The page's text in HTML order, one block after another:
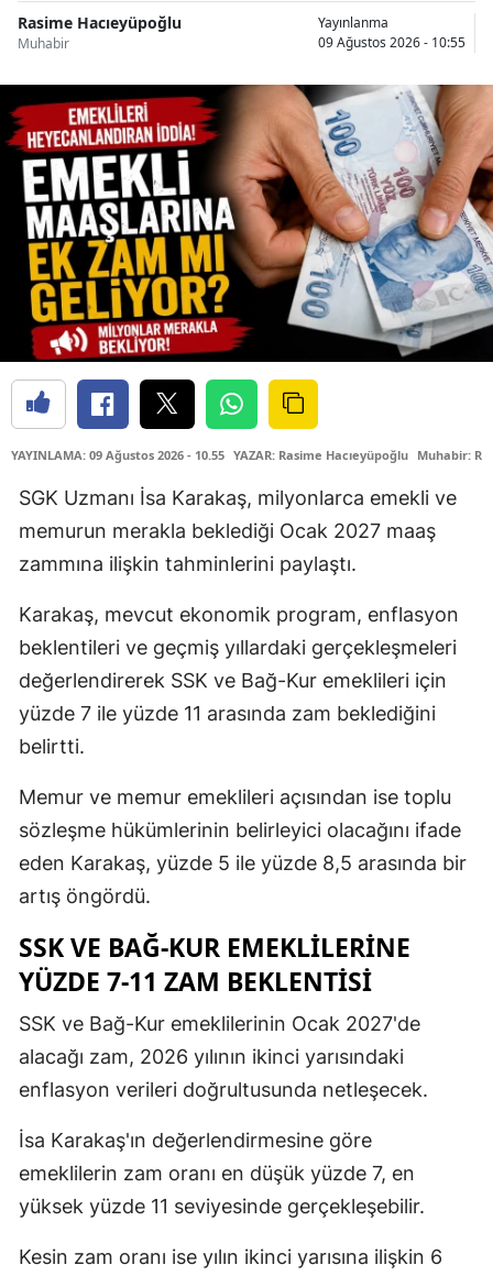
Rasime Hacıeyüpoğlu
Muhabir
Yayınlanma
09 Ağustos 2026 - 10:55
YAYINLAMA: 09 Ağustos 2026 - 10.55 YAZAR: Rasime Hacıeyüpoğlu Muhabir:
SGK Uzmanı İsa Karakaş, milyonlarca emekli ve
memurun merakla beklediği Ocak 2027 maaş
zammına ilişkin tahminlerini paylaştı.
Karakaş, mevcut ekonomik program, enflasyon
beklentileri ve geçmiş yıllardaki gerçekleşmeleri
değerlendirerek SSK ve Bağ-Kur emeklileri için
yüzde 7 ile yüzde 11 arasında zam beklediğini
belirtti.
Memur ve memur emeklileri açısından ise toplu
sözleşme hükümlerinin belirleyici olacağını ifade
eden Karakaş, yüzde 5 ile yüzde 8,5 arasında bir
artış öngördü.
SSK VE BAĞ-KUR EMEKLİLERİNE
YÜZDE 7-11 ZAM BEKLENTİSİ
SSK ve Bağ-Kur emeklilerinin Ocak 2027'de
alacağı zam, 2026 yılının ikinci yarısındaki
enflasyon verileri doğrultusunda netleşecek.
İsa Karakaş'ın değerlendirmesine göre
emeklilerin zam oranı en düşük yüzde 7, en
yüksek yüzde 11 seviyesinde gerçekleşebilir.
Kesin zam oranı ise yılın ikinci yarısına ilişkin 6